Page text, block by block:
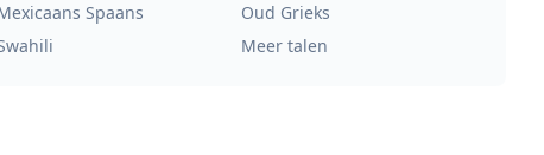
Spaans
Oud Grieks
Meer talen